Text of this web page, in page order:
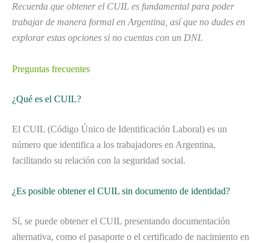
Recuerda que obtener el CUIL es fundamental para poder
trabajar de manera formal en Argentina, así que no dudes en
explorar estas opciones si no cuentas con un DNI.
Preguntas frecuentes
¿Qué es el CUIL?
El CUIL (Código Único de Identificación Laboral) es un
número que identifica a los trabajadores en Argentina,
facilitando su relación con la seguridad social.
¿Es posible obtener el CUIL sin documento de identidad?
Sí, se puede obtener el CUIL presentando documentación
alternativa, como el pasaporte o el certificado de nacimiento en